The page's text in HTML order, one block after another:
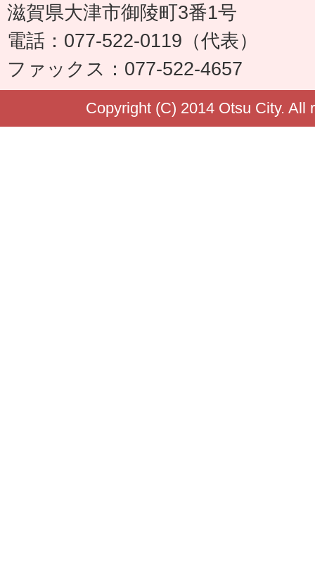
滋賀県大津市御陵町3番1号
電話：077-522-0119（代表）
ファックス：077-522-4657
Copyright (C) 2014 Otsu City. All